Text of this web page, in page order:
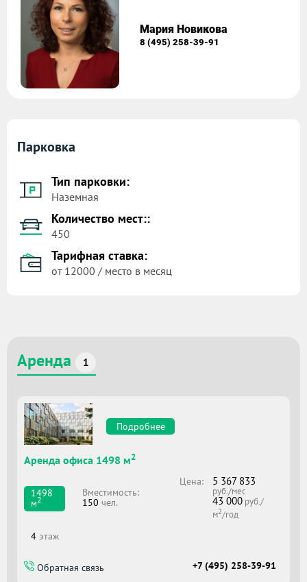
Мария Новикова
8 (495) 258-39-91
Парковка
Тип парковки:
Наземная
Количество мест::
450
Тарифная ставка:
от 12000 / место в месяц
Аренда 1
Подробнее
Аренда офиса 1498 м2
1498
м2
Вместимоcть:
150 чел.
Цена: 5 367 833
руб./мес
43 000 руб./
м2/год
4 этаж
Обратная связь +7 (495) 258-39-91